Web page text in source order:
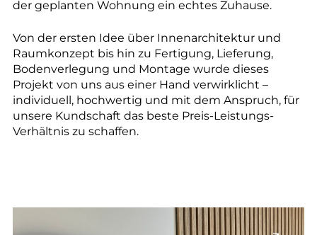
der geplanten Wohnung ein echtes Zuhause.
Von der ersten Idee über Innenarchitektur und
Raumkonzept bis hin zu Fertigung, Lieferung,
Bodenverlegung und Montage wurde dieses
Projekt von uns aus einer Hand verwirklicht –
individuell, hochwertig und mit dem Anspruch, für
unsere Kundschaft das beste Preis-Leistungs-
Verhältnis zu schaffen.